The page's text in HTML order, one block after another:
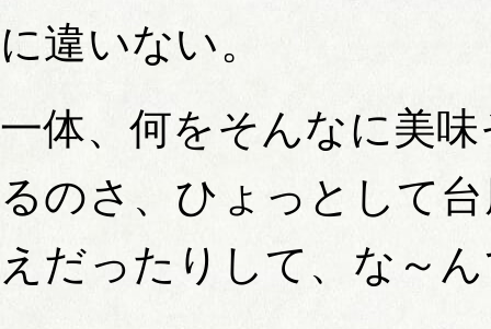
に違いない。
一体、何をそんなに美
るのさ、ひょっとして
えだったりして、な～